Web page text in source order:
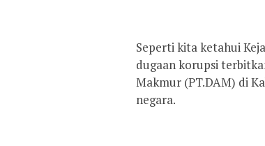
Seperti kita ketahui
dugaan korupsi
Makmur (PT.DAM) di
negara.